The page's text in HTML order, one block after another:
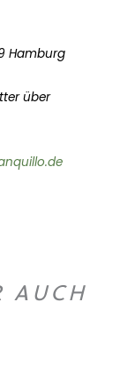
Hamburg
über
AUCH